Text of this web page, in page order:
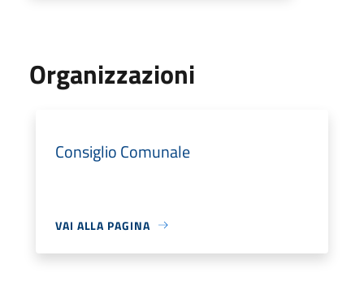
Organizzazioni
Consiglio Comunale
VAI ALLA PAGINA